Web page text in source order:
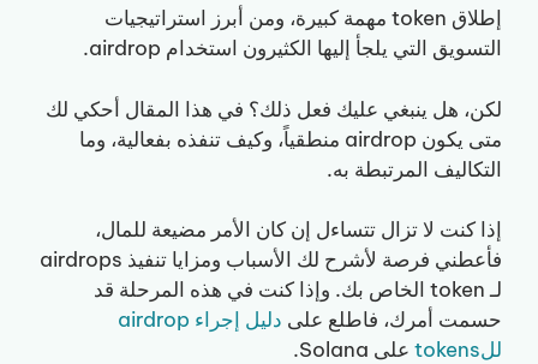
إطلاق token مهمة كبيرة، ومن أبرز استراتيجيات
التسويق التي يلجأ إليها الكثيرون استخدام airdrop.
لكن، هل ينبغي عليك فعل ذلك؟ في هذا المقال أحكي لك
متى يكون airdrop منطقياً، وكيف تنفذه بفعالية، وما
التكاليف المرتبطة به.
إذا كنت لا تزال تتساءل إن كان الأمر مضيعة للمال،
فأعطني فرصة لأشرح لك الأسباب ومزايا تنفيذ airdrops
لـ token الخاص بك. وإذا كنت في هذه المرحلة قد
حسمت أمرك، فاطلع على
دليل إجراء airdrop
للtokens
على Solana.